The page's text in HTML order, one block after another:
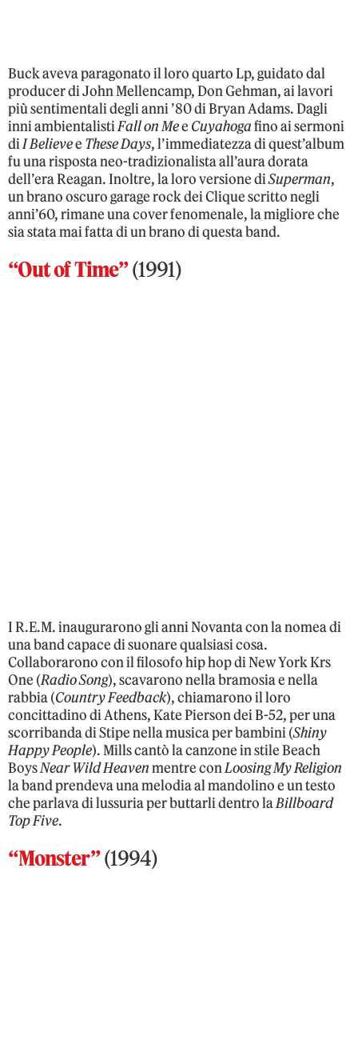
Buck aveva paragonato il loro quarto Lp, guidato dal
producer di John Mellencamp, Don Gehman, ai lavori
più sentimentali degli anni ’80 di Bryan Adams. Dagli
inni ambientalistiFall on Mee Cuyahogafino ai sermoni
diI Believee These Days, l’immediatezza di quest’album
fu una risposta neo-tradizionalista all’aura dorata
dell’era Reagan. Inoltre, la loro versione diSuperman,
un brano oscuro garage rock dei Clique scritto negli
anni’60, rimane una cover fenomenale, la migliore che
sia stata mai fatta di un brano di questa band.
“Out of Time”(1991)
I R.E.M. inaugurarono gli anni Novanta con la nomea di
una band capace di suonare qualsiasi cosa.
Collaborarono con il filosofo hip hop di New York Krs
One (Radio Song), scavarono nella bramosia e nella
rabbia (Country Feedback), chiamarono il loro
concittadino di Athens, Kate Pierson dei B-52, per una
scorribanda di Stipe nella musica per bambini (Shiny
Happy People). Mills cantò la canzone in stile Beach
BoysNear Wild Heavenmentre conLoosing My Religion
la band prendeva una melodia al mandolino e un testo
che parlava di lussuria per buttarli dentro laBillboard
Top Five.
“Monster”(1994)